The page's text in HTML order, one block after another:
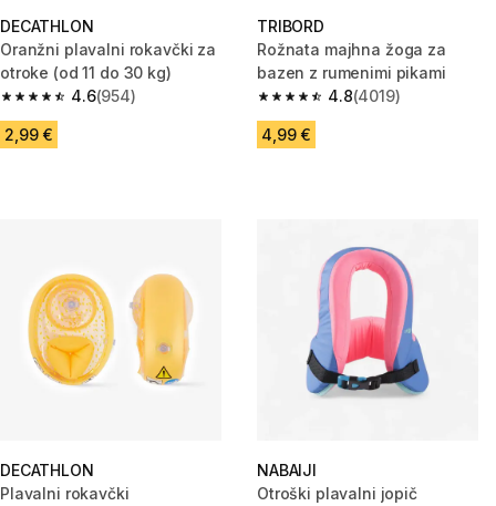
DECATHLON
Oranžni plavalni rokavčki za
otroke (od 11 do 30 kg)
4.6
4.6 od 5 zvezdic from 954 ocene
(954)
2,99 €
TRIBORD
Rožnata majhna žoga za
bazen z rumenimi pikami
4.8
4.8 od 5 zvezdic from 4019
(4019)
4,99 €
DECATHLON
Plavalni rokavčki
NABAIJI
Otroški plavalni jopič